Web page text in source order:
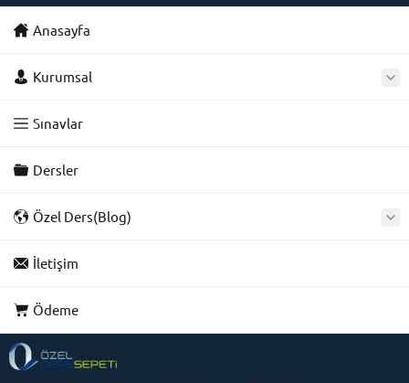
Anasayfa
Kurumsal
Sınavlar
Dersler
Özel Ders(Blog)
İletişim
Ödeme